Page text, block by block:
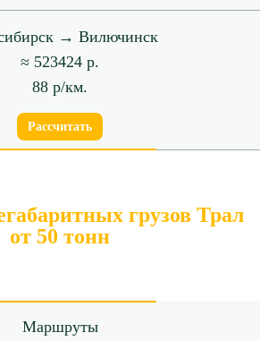
→ Вилючинск
≈ 523424 р.
88 р/км.
Рассчитать
грузов Трал
от 50 тонн
Маршруты